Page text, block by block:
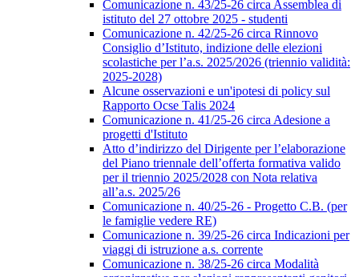
Comunicazione n. 43/25-26 circa Assemblea di
istituto del 27 ottobre 2025 - studenti
Comunicazione n. 42/25-26 circa Rinnovo
Consiglio d’Istituto, indizione delle elezioni
scolastiche per l’a.s. 2025/2026 (triennio validità:
2025-2028)
Alcune osservazioni e un'ipotesi di policy sul
Rapporto Ocse Talis 2024
Comunicazione n. 41/25-26 circa Adesione a
progetti d'Istituto
Atto d’indirizzo del Dirigente per l’elaborazione
del Piano triennale dell’offerta formativa valido
per il triennio 2025/2028 con Nota relativa
all’a.s. 2025/26
Comunicazione n. 40/25-26 - Progetto C.B. (per
le famiglie vedere RE)
Comunicazione n. 39/25-26 circa Indicazioni per
viaggi di istruzione a.s. corrente
Comunicazione n. 38/25-26 circa Modalità